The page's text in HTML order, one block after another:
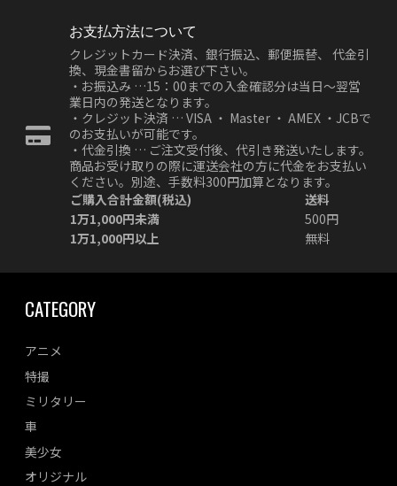
お支払方法について
クレジットカード決済、銀行振込、郵便振替、 代金引
換、現金書留からお選び下さい。
・お振込み …15：00までの入金確認分は当日～翌営
業日内の発送となります。
・クレジット決済 … VISA ・ Master ・ AMEX ・JCBで
のお支払いが可能です。
・代金引換 … ご注文受付後、代引き発送いたします。
商品お受け取りの際に運送会社の方に代金をお支払い
ください。別途、手数料300円加算となります。
ご購入合計金額(税込)
送料
1万1,000円未満
500円
1万1,000円以上
無料
CATEGORY
アニメ
特撮
ミリタリー
車
美少女
オリジナル